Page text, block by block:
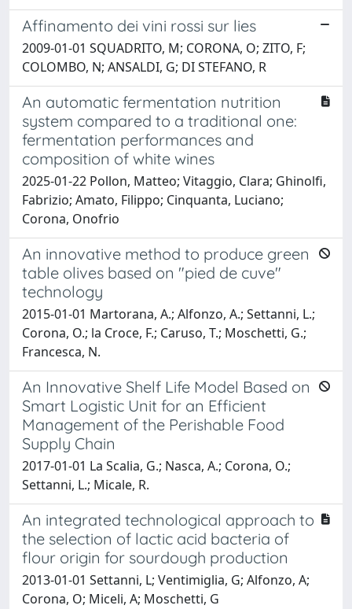
Affinamento dei vini rossi sur lies
2009-01-01 SQUADRITO, M; CORONA, O; ZITO, F;
COLOMBO, N; ANSALDI, G; DI STEFANO, R
An automatic fermentation nutrition
system compared to a traditional one:
fermentation performances and
composition of white wines
2025-01-22 Pollon, Matteo; Vitaggio, Clara; Ghinolfi,
Fabrizio; Amato, Filippo; Cinquanta, Luciano;
Corona, Onofrio
An innovative method to produce green
table olives based on "pied de cuve"
technology
2015-01-01 Martorana, A.; Alfonzo, A.; Settanni, L.;
Corona, O.; la Croce, F.; Caruso, T.; Moschetti, G.;
Francesca, N.
An Innovative Shelf Life Model Based on
Smart Logistic Unit for an Efficient
Management of the Perishable Food
Supply Chain
2017-01-01 La Scalia, G.; Nasca, A.; Corona, O.;
Settanni, L.; Micale, R.
An integrated technological approach to
the selection of lactic acid bacteria of
flour origin for sourdough production
2013-01-01 Settanni, L; Ventimiglia, G; Alfonzo, A;
Corona, O; Miceli, A; Moschetti, G